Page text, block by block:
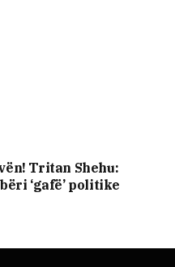
Tritan Shehu:
‘gafë’ politike